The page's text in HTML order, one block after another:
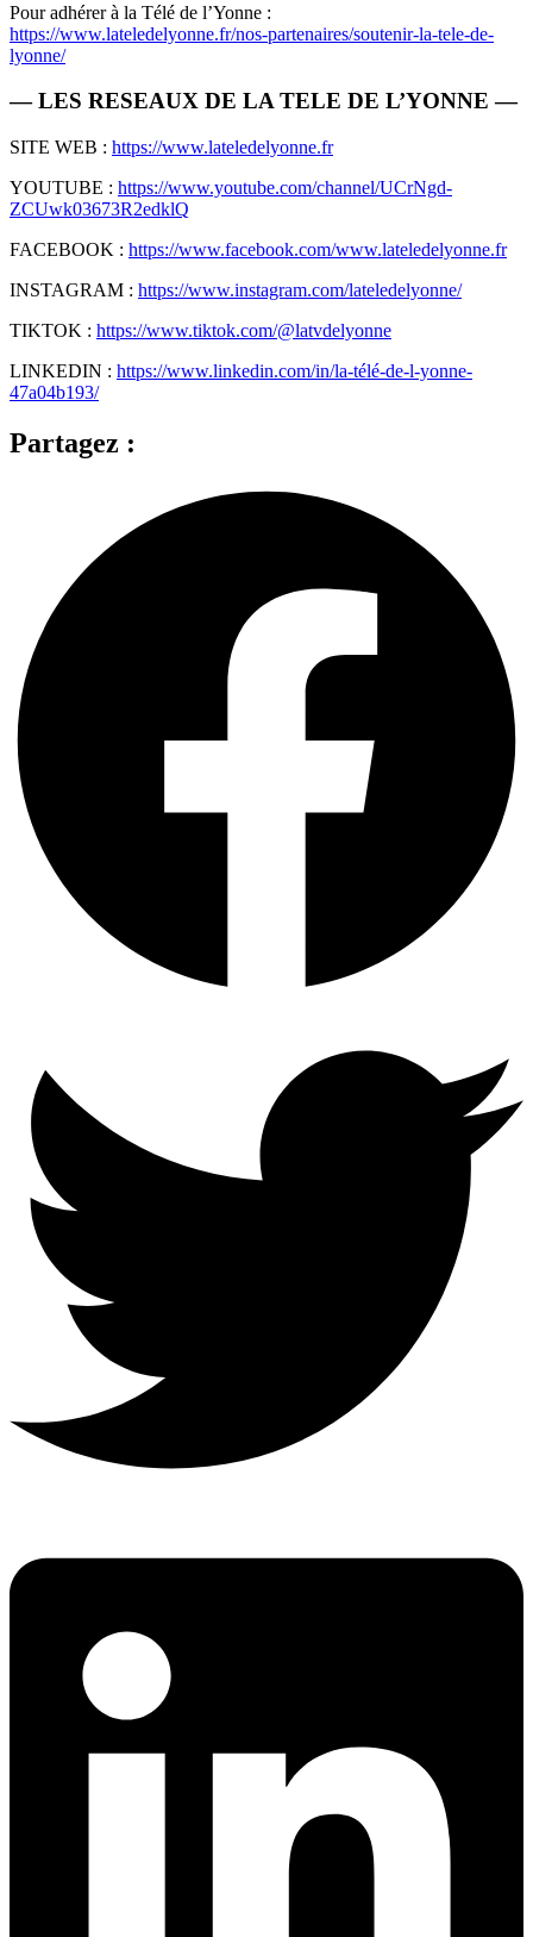
Pour adhérer à la Télé de l’Yonne :
https://www.lateledelyonne.fr/nos-partenaires/soutenir-la-tele-de-
lyonne/
— LES RESEAUX DE LA TELE DE L’YONNE —
SITE WEB : https://www.lateledelyonne.fr
YOUTUBE : https://www.youtube.com/channel/UCrNgd-
ZCUwk03673R2edklQ
FACEBOOK : https://www.facebook.com/www.lateledelyonne.fr
INSTAGRAM : https://www.instagram.com/lateledelyonne/
TIKTOK : https://www.tiktok.com/@latvdelyonne
LINKEDIN : https://www.linkedin.com/in/la-télé-de-l-yonne-
47a04b193/
Partagez :